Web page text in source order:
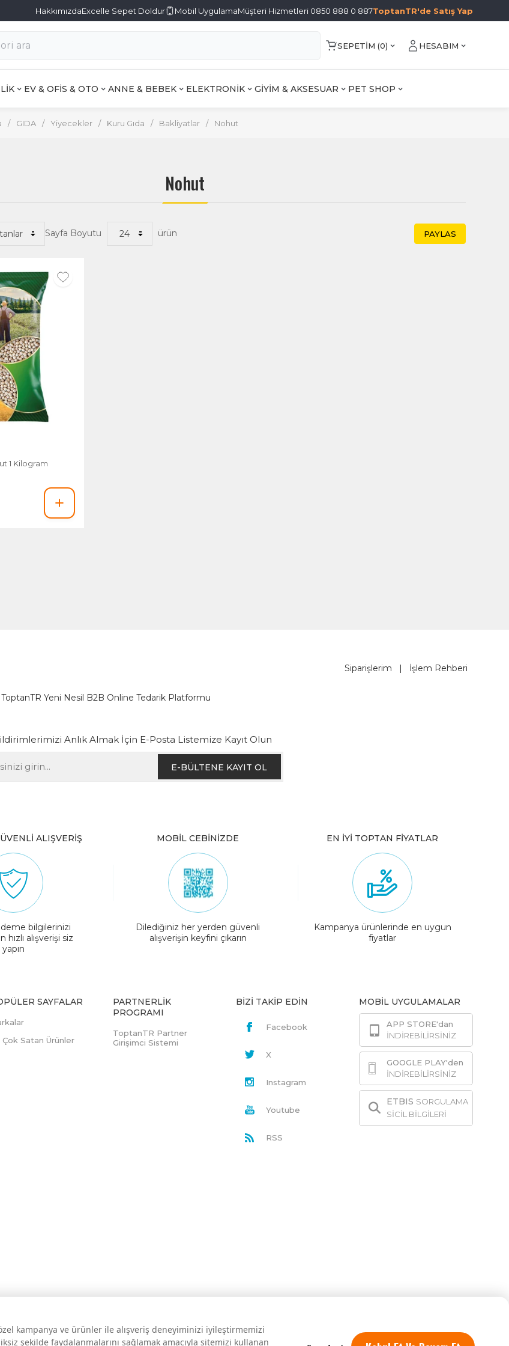
kampanya ve ürünler ile alışveriş deneyiminizi iyileştirmemizi
şekilde faydalanmalarını sağlamak amacıyla sitemizi kullanan
HakkımızdaExcelle Sepet Doldur Mobil UygulamaMüşteri Hizmetleri 0850 888 0 887ToptanTR'de Satış Yap
SEPETIM (0) HESABIM
EV & OFİS & OTO ANNE & BEBEK ELEKTRONİK GİYİM & AKSESUAR PET SHOP
/ GIDA / Yiyecekler / Kuru Gıda / Bakliyatlar / Nohut
Nohut
Sayfa Boyutu ürün PAYLAS
1 Kilogram
Siparişlerim | İşlem Rehberi
ToptanTR Yeni Nesil B2B Online Tedarik Platformu
Anlık Almak İçin E-Posta Listemize Kayıt Olun
E-BÜLTENE KAYIT OL
ALIŞVERİŞ
bilgilerinizi
hızlı alışverişi siz
yapın
MOBİL CEBİNİZDE
Dilediğiniz her yerden güvenli
alışverişin keyfini çıkarın
EN İYİ TOPTAN FİYATLAR
Kampanya ürünlerinde en uygun
fiyatlar
SAYFALAR
Çok Satan Ürünler
PARTNERLIK
PROGRAMI
ToptanTR Partner
Girişimci Sistemi
BİZİ TAKİP EDİN
Facebook
X
Instagram
Youtube
RSS
MOBİL UYGULAMALAR
APP STORE'dan
İNDİREBİLİRSİNİZ
GOOGLE PLAY'den
İNDİREBİLİRSİNİZ
ETBIS SORGULAMA
SİCİL BİLGİLERİ